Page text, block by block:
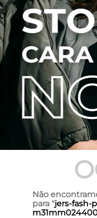
Não
para "jers-fash-